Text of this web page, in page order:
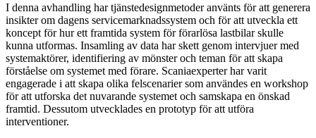
I denna avhandling har tjänstedesignmetoder använts för att generera
insikter om dagens servicemarknadssystem och för att utveckla ett
koncept för hur ett framtida system för förarlösa lastbilar skulle
kunna utformas. Insamling av data har skett genom intervjuer med
systemaktörer, identifiering av mönster och teman för att skapa
förståelse om systemet med förare. Scaniaexperter har varit
engagerade i att skapa olika felscenarier som användes en workshop
för att utforska det nuvarande systemet och samskapa en önskad
framtid. Dessutom utvecklades en prototyp för att utföra
interventioner.